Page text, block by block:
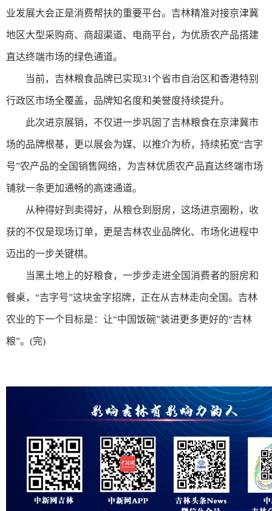
业发展大会正是消费帮扶的重要平台。吉林精准对接京津冀
地区大型采购商、商超渠道、电商平台，为优质农产品搭建
直达终端市场的绿色通道。
当前，吉林粮食品牌已实现31个省市自治区和香港特别
行政区市场全覆盖，品牌知名度和美誉度持续提升。
此次进京展销，不仅进一步巩固了吉林粮食在京津冀市
场的品牌根基，更以展会为媒、以推介为桥，持续拓宽“吉字
号”农产品的全国销售网络，为吉林优质农产品直达终端市场
铺就一条更加通畅的高速通道。
从种得好到卖得好，从粮仓到厨房，这场进京圈粉，收
获的不仅是现场订单，更是吉林农业品牌化、市场化进程中
迈出的一步关键棋。
当黑土地上的好粮食，一步步走进全国消费者的厨房和
餐桌，“吉字号”这块金字招牌，正在从吉林走向全国。吉林
农业的下一个目标是：让“中国饭碗”装进更多更好的“吉林
粮”。(完)